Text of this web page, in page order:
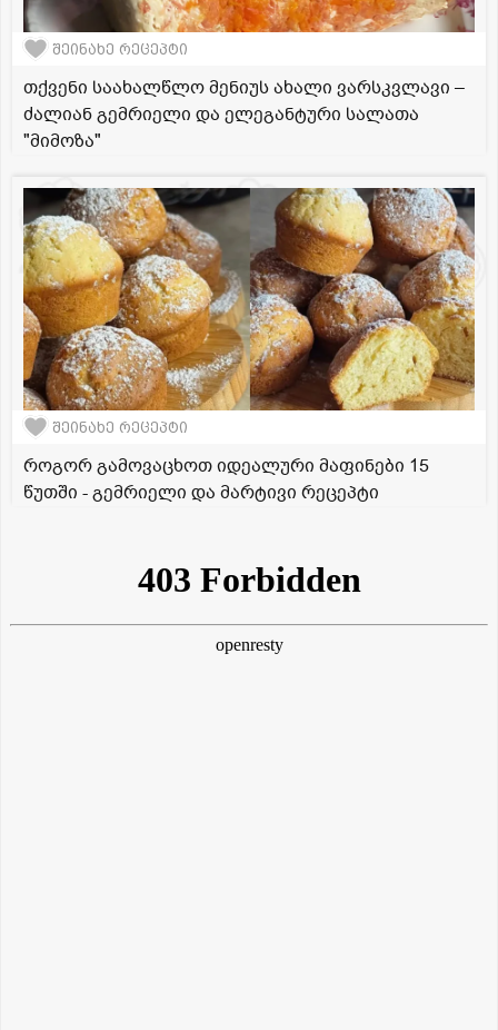
შეინახე რეცეპტი
თქვენი საახალწლო მენიუს ახალი ვარსკვლავი –
ძალიან გემრიელი და ელეგანტური სალათა
"მიმოზა"
შეინახე რეცეპტი
როგორ გამოვაცხოთ იდეალური მაფინები 15
წუთში - გემრიელი და მარტივი რეცეპტი